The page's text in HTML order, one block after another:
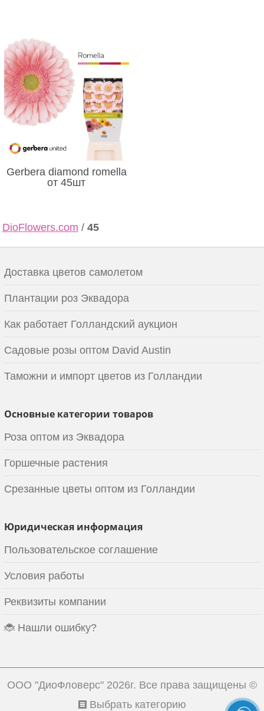
Gerbera diamond romella
от 45шт
DioFlowers.com / 45
Доставка цветов самолетом
Плантации роз Эквадора
Как работает Голландский аукцион
Садовые розы оптом David Austin
Таможни и импорт цветов из Голландии
Основные категории товаров
Роза оптом из Эквадора
Горшечные растения
Срезанные цветы оптом из Голландии
Юридическая информация
Пользовательское соглашение
Условия работы
Реквизиты компании
🐞 Нашли ошибку?
ООО "ДиоФловерс" 2026г. Все права защищены ©
Выбрать категорию